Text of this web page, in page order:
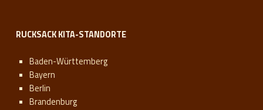
RUCKSACK KITA-STANDORTE
Baden-Württemberg
Bayern
Berlin
Brandenburg